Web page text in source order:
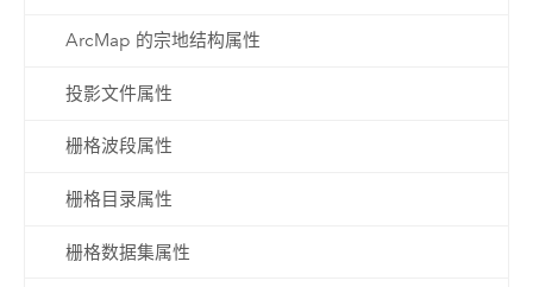
ArcMap 的宗地结构属性
投影文件属性
栅格波段属性
栅格目录属性
栅格数据集属性